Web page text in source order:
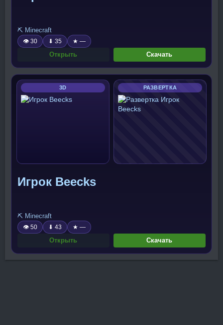
⛏️ Minecraft
👁 30 ⬇ 35 ★ —
Открыть Скачать
3D РАЗВЕРТКА
Игрок Beecks
⛏️ Minecraft
👁 50 ⬇ 43 ★ —
Открыть Скачать